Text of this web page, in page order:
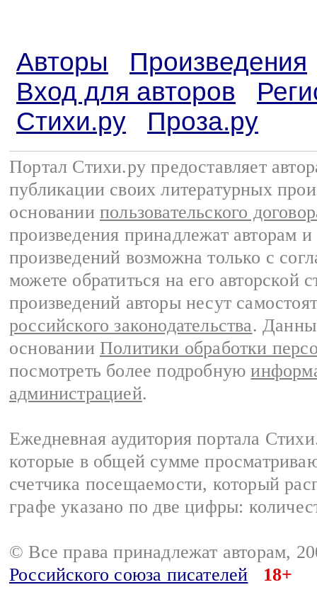
Авторы
Произведения
Вход для авторов
Стихи.ру
Проза.ру
Портал Стихи.ру предоставляет
публикации своих литературных
основании пользовательского
произведения принадлежат авторам
произведений возможна только с
можете обратиться на его авторской
произведений авторы несут
российского законодательства.
основании Политики обработки
посмотреть более подробную
администрацией.
Ежедневная аудитория портала
которые в общей сумме
счетчика посещаемости, который
графе указано по две цифры:
© Все права принадлежат авторам,
Российского союза писателей
18+